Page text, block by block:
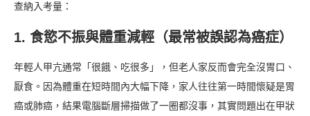
查納入考量：
1. 食慾不振與體重減輕（最常被誤認為癌症）
年輕人甲亢通常「很餓、吃很多」，但老人家反而會完全沒胃口、
厭食。因為體重在短時間內大幅下降，家人往往第一時間懷疑是胃
癌或肺癌，結果電腦斷層掃描做了一圈都沒事，其實問題出在甲狀